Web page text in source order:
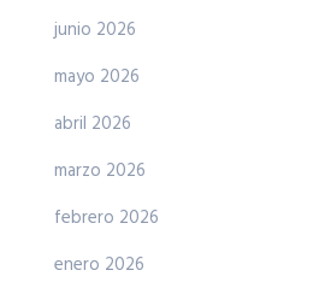
junio 2026
mayo 2026
abril 2026
marzo 2026
febrero 2026
enero 2026